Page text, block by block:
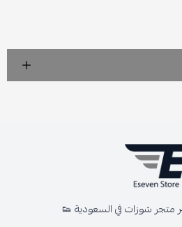
متجر شوزات في السعودية 👟